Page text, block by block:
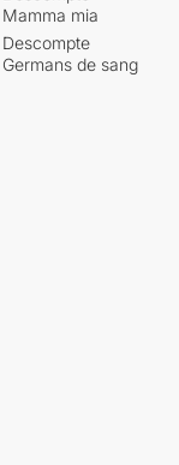
Mamma mia
Descompte
Germans de sang